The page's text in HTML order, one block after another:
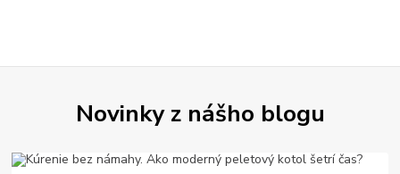
Novinky z nášho blogu